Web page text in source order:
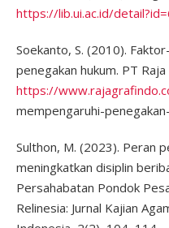
https://lib.ui.ac.id/
Soekanto, S. (2010).
penegakan hukum. PT
https://
mempengaruhi-
Sulthon, M. (2023). Peran
meningkatkan disiplin
Persahabatan Pondok
Relinesia: Jurnal Kajian